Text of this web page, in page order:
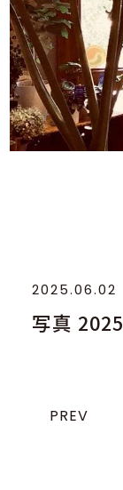
2025.06.02
写真
PREV